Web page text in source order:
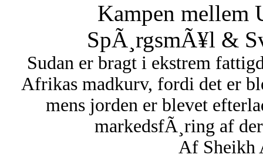
Kampen mellem
SpÃ¸rgsmÃ¥l &
Sudan er bragt i ekstrem
Afrikas madkurv, fordi det er
mens jorden er blevet
markedsfÃ¸ring af
Af Sheikh